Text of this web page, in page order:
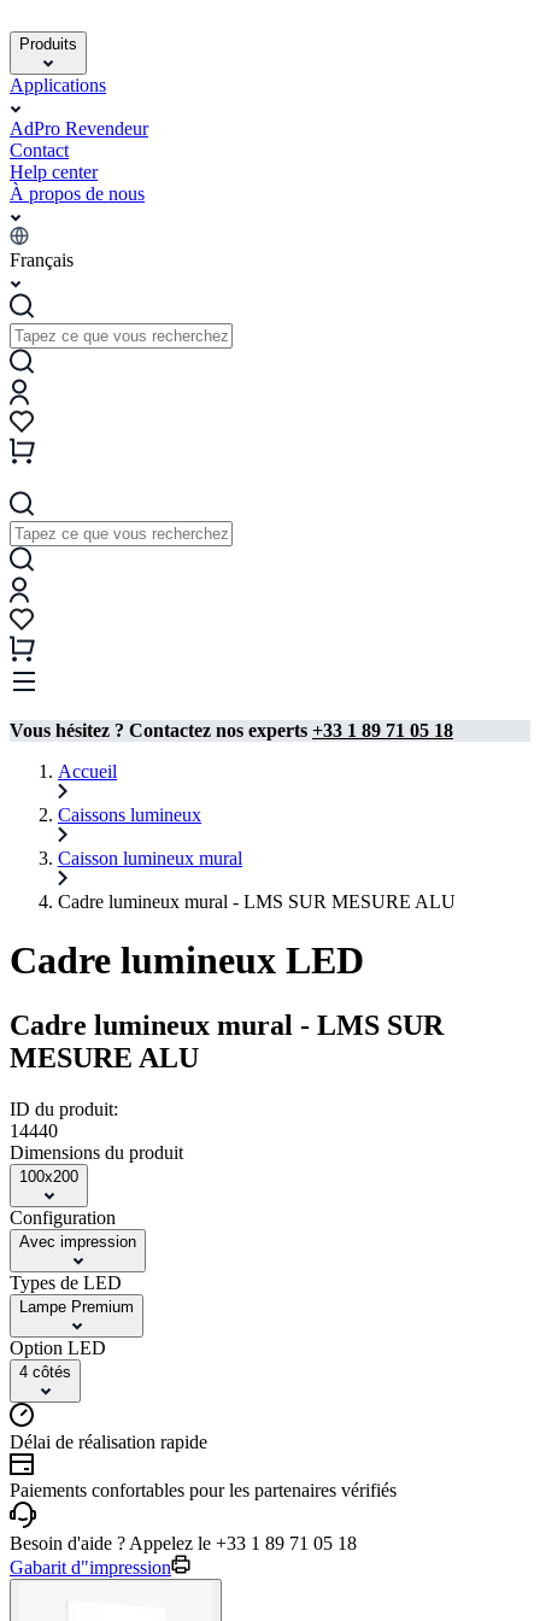
Produits
Applications
AdPro Revendeur
Contact
Help center
À propos de nous
Français
Vous hésitez ? Contactez nos experts +33 1 89 71 05 18
Accueil
Caissons lumineux
Caisson lumineux mural​
Cadre lumineux mural - LMS SUR MESURE ALU
Cadre lumineux LED
Cadre lumineux mural - LMS SUR
MESURE ALU
ID du produit:
14440
Dimensions du produit
100x200
Configuration
Avec impression
Types de LED
Lampe Premium
Option LED
4 côtés
Délai de réalisation rapide
Paiements confortables pour les partenaires vérifiés
Besoin d'aide ? Appelez le +33 1 89 71 05 18
Gabarit d"impression